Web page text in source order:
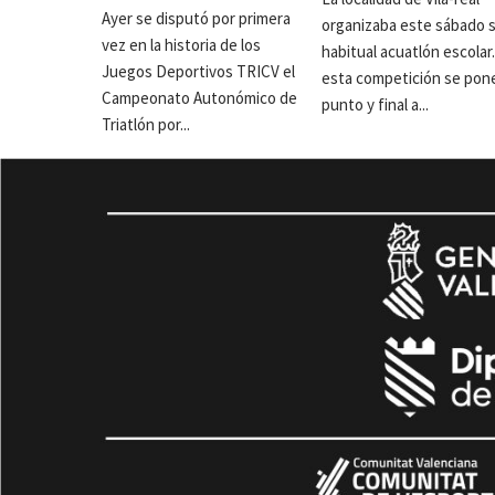
Ayer se disputó por primera
vez en la historia de los
Juegos Deportivos TRICV el
Campeonato Autonómico de
Triatlón por...
organizaba este sábado
habitual acuatlón
esta competición se
punto y final a...